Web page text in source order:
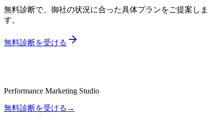
無料診断で、御社の状況に合った具体プランをご提案しま
す。
無料診断を受ける
Performance Marketing Studio
無料診断を受ける →